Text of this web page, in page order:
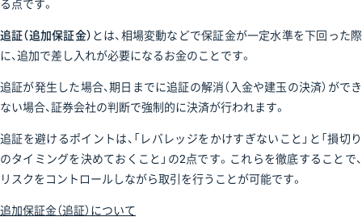
る点です。
追証（追加保証金） とは、相場変動などで保証金が一定水準を下回った際
に、追加で差し入れが必要になるお金のことです。
追証が発生した場合、期日までに追証の解消（入金や建玉の決済）ができ
ない場合、証券会社の判断で強制的に決済が行われます。
追証を避けるポイントは、「レバレッジをかけすぎないこと」と「損切り
のタイミングを決めておくこと」の2点です。これらを徹底することで、
リスクをコントロールしながら取引を行うことが可能です。
追加保証金（追証）について